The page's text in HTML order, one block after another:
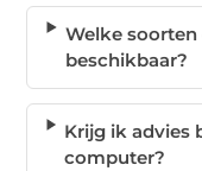
Welke
beschikbaar?
Krijg ik advies
computer?